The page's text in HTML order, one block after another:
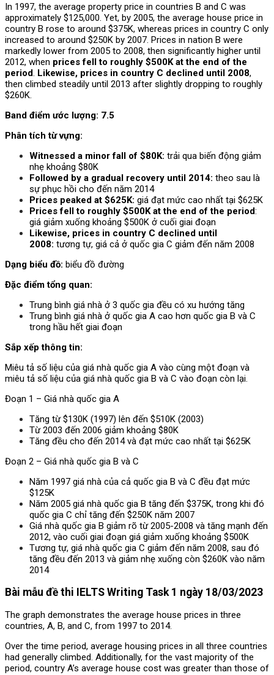
In 1997, the average property price in countries B and C was
approximately $125,000. Yet, by 2005, the average house price in
country B rose to around $375K, whereas prices in country C only
increased to around $250K by 2007. Prices in nation B were
markedly lower from 2005 to 2008, then significantly higher until
2012, when prices fell to roughly $500K at the end of the
period. Likewise, prices in country C declined until 2008,
then climbed steadily until 2013 after slightly dropping to roughly
$260K.
Band điểm ước lượng: 7.5
Phân tích từ vựng:
Witnessed a minor fall of $80K: trải qua biến động giảm
nhẹ khoảng $80K
Followed by a gradual recovery until 2014: theo sau là
sự phục hồi cho đến năm 2014
Prices peaked at $625K: giá đạt mức cao nhất tại $625K
Prices fell to roughly $500K at the end of the period:
giá giảm xuống khoảng $500K ở cuối giai đoạn
Likewise, prices in country C declined until
2008: tương tự, giá cả ở quốc gia C giảm đến năm 2008
Dạng biểu đồ: biểu đồ đường
Đặc điểm tổng quan:
Trung bình giá nhà ở 3 quốc gia đều có xu hướng tăng
Trung bình giá nhà ở quốc gia A cao hơn quốc gia B và C
trong hầu hết giai đoạn
Sắp xếp thông tin:
Miêu tả số liệu của giá nhà quốc gia A vào cùng một đoạn và
miêu tả số liệu của giá nhà quốc gia B và C vào đoạn còn lại.
Đoạn 1 – Giá nhà quốc gia A
Tăng từ $130K (1997) lên đến $510K (2003)
Từ 2003 đến 2006 giảm khoảng $80K
Tăng đều cho đến 2014 và đạt mức cao nhất tại $625K
Đoạn 2 – Giá nhà quốc gia B và C
Năm 1997 giá nhà của cả quốc gia B và C đều đạt mức
$125K
Năm 2005 giá nhà quốc gia B tăng đến $375K, trong khi đó
quốc gia C chỉ tăng đến $250K năm 2007
Giá nhà quốc gia B giảm rõ từ 2005-2008 và tăng mạnh đến
2012, vào cuối giai đoạn giá giảm xuống khoảng $500K
Tương tự, giá nhà quốc gia C giảm đến năm 2008, sau đó
tăng đều đến 2013 và giảm nhẹ xuống còn $260K vào năm
2014
Bài mẫu đề thi IELTS Writing Task 1 ngày 18/03/2023
The graph demonstrates the average house prices in three
countries, A, B, and C, from 1997 to 2014.
Over the time period, average housing prices in all three countries
had generally climbed. Additionally, for the vast majority of the
period, country A’s average house cost was greater than those of